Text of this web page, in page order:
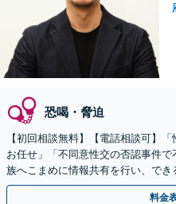
恐喝・脅迫
【初回相談無料】【電話相談可】
お任せ」「不同意性交の否認事件
族へこまめに情報共有を行い、でき
ります【受任後はLINE連絡可】【
料金